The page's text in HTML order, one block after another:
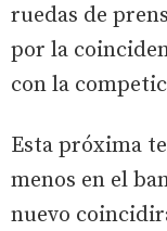
ruedas de
por la
con la
Esta próxima
menos en el
nuevo